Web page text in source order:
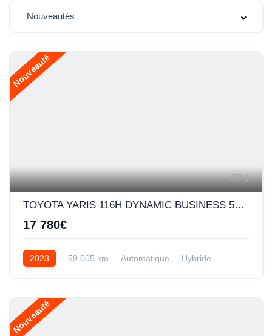
Nouveautés
Nouveauté
1
TOYOTA YARIS 116H DYNAMIC BUSINESS 5P + PROGRAMME BEYOND ZERO ACADEMY MY22
17 780€
2023 59 005 km Automatique Hybride
Nouveauté